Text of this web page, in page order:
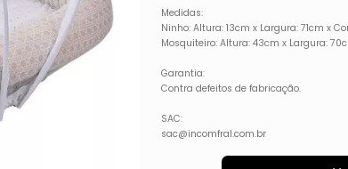
Medidas:
Ninho: Altura: 13cm x Largura: 71cm x
Mosquiteiro: Altura: 43cm x Largura:
Garantia:
Contra defeitos de fabricação.
SAC:
sac@incomfral.com.br